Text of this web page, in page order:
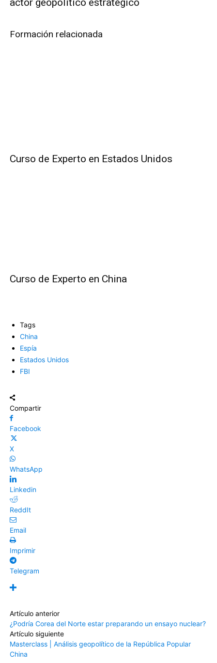
actor geopolítico estratégico
Formación relacionada
Curso de Experto en Estados Unidos
Curso de Experto en China
Tags
China
Espía
Estados Unidos
FBI
Compartir
Facebook
X
WhatsApp
Linkedin
ReddIt
Email
Imprimir
Telegram
Artículo anterior
¿Podría Corea del Norte estar preparando un ensayo nuclear?
Artículo siguiente
Masterclass | Análisis geopolítico de la República Popular
China